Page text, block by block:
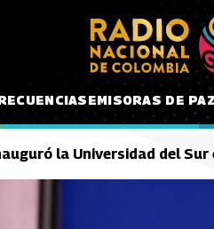
EMISORAS DE PAZ
la Universidad del